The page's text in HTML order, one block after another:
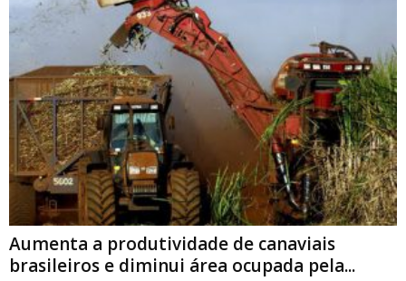
Aumenta a produtividade de canaviais
brasileiros e diminui área ocupada pela...